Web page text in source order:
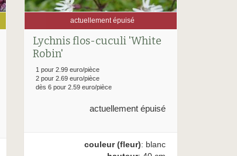
actuellement épuisé
Lychnis flos-cuculi 'White
Robin'
1 pour 2.99 euro/pièce
2 pour 2.69 euro/pièce
dès 6 pour 2.59 euro/pièce
actuellement épuisé
couleur (fleur): blanc